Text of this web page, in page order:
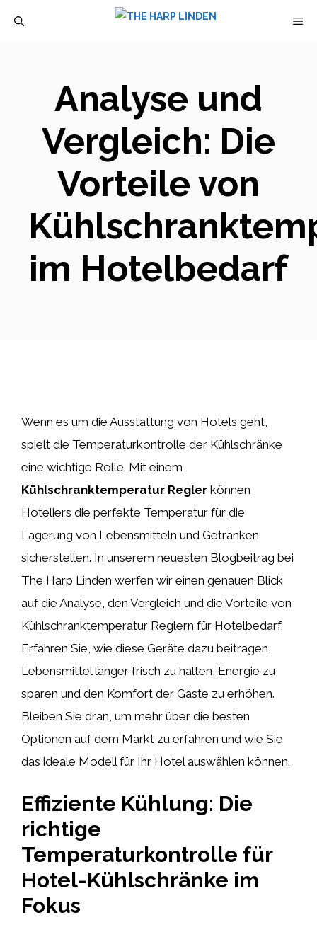
Analyse und
Vergleich: Die
Vorteile von
im Hotelbedarf
Wenn es um die Ausstattung von Hotels geht,
spielt die Temperaturkontrolle der Kühlschränke
eine wichtige Rolle. Mit einem
Kühlschranktemperatur Regler können
Hoteliers die perfekte Temperatur für die
Lagerung von Lebensmitteln und Getränken
sicherstellen. In unserem neuesten Blogbeitrag bei
The Harp Linden werfen wir einen genauen Blick
auf die Analyse, den Vergleich und die Vorteile von
Kühlschranktemperatur Reglern für Hotelbedarf.
Erfahren Sie, wie diese Geräte dazu beitragen,
Lebensmittel länger frisch zu halten, Energie zu
sparen und den Komfort der Gäste zu erhöhen.
Bleiben Sie dran, um mehr über die besten
Optionen auf dem Markt zu erfahren und wie Sie
das ideale Modell für Ihr Hotel auswählen können.
Effiziente Kühlung: Die
richtige
Temperaturkontrolle für
Hotel-Kühlschränke im
Fokus